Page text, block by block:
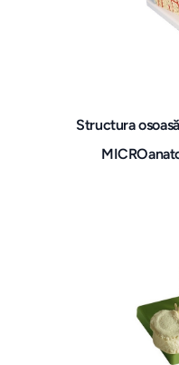
Structura